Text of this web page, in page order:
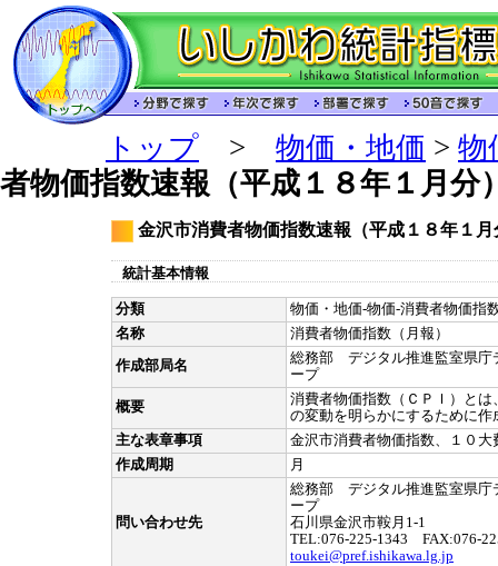
トップ > 物価・地価 > 物
者物価指数速報（平成１８年１月分
金沢市消費者物価指数速報（平成１８年１月
統計基本情報
分類
物価・地価-物価-消費者物価指
名称
消費者物価指数（月報）
作成部局名
総務部 デジタル推進監室県庁
ープ
概要
消費者物価指数（ＣＰＩ）と
の変動を明らかにするために作
主な表章事項
金沢市消費者物価指数、１０
作成周期
月
問い合わせ先
総務部 デジタル推進監室県庁
ープ
石川県金沢市鞍月1-1
TEL:076-225-1343 FAX:076-
toukei@pref.ishikawa.lg.jp